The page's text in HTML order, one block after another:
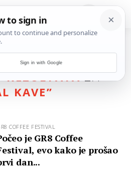
ZA
KAVE”
COFFEE FESTIVAL
je GR8 Coffee
evo kako je prošao
dan...
Sign in with Google